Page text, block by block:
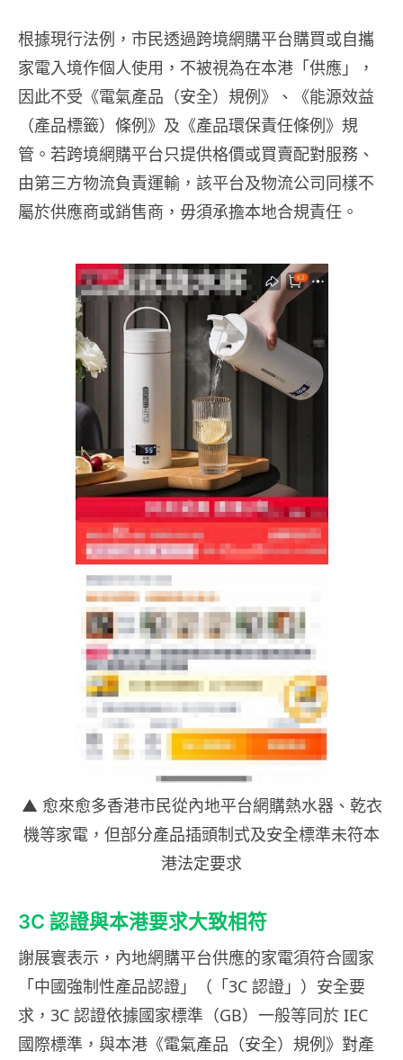
根據現行法例，市民透過跨境網購平台購買或自攜
家電入境作個人使用，不被視為在本港「供應」，
因此不受《電氣產品（安全）規例》、《能源效益
（產品標籤）條例》及《產品環保責任條例》規
管。若跨境網購平台只提供格價或買賣配對服務、
由第三方物流負責運輸，該平台及物流公司同樣不
屬於供應商或銷售商，毋須承擔本地合規責任。
▲ 愈來愈多香港市民從內地平台網購熱水器、乾衣
機等家電，但部分產品插頭制式及安全標準未符本
港法定要求
3C 認證與本港要求大致相符
謝展寰表示，內地網購平台供應的家電須符合國家
「中國強制性產品認證」（「3C 認證」）安全要
求，3C 認證依據國家標準（GB）一般等同於 IEC
國際標準，與本港《電氣產品（安全）規例》對產